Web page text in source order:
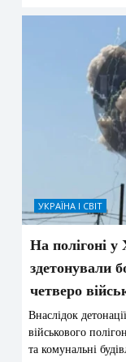
УКРАЇНА І СВІТ
На полігоні
здетонували
четверо
Внаслідок
військового
та комунальні